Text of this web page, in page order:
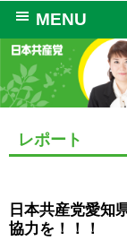
MENU
レポート
日本共産党愛知
協力を！！！